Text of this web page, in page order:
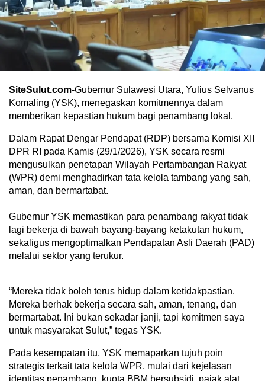
SiteSulut.com-Gubernur Sulawesi Utara, Yulius Selvanus
Komaling (YSK), menegaskan komitmennya dalam
memberikan kepastian hukum bagi penambang lokal.
Dalam Rapat Dengar Pendapat (RDP) bersama Komisi XII
DPR RI pada Kamis (29/1/2026), YSK secara resmi
mengusulkan penetapan Wilayah Pertambangan Rakyat
(WPR) demi menghadirkan tata kelola tambang yang sah,
aman, dan bermartabat.
Gubernur YSK memastikan para penambang rakyat tidak
lagi bekerja di bawah bayang-bayang ketakutan hukum,
sekaligus mengoptimalkan Pendapatan Asli Daerah (PAD)
melalui sektor yang terukur.
“Mereka tidak boleh terus hidup dalam ketidakpastian.
Mereka berhak bekerja secara sah, aman, tenang, dan
bermartabat. Ini bukan sekadar janji, tapi komitmen saya
untuk masyarakat Sulut,” tegas YSK.
Pada kesempatan itu, YSK memaparkan tujuh poin
strategis terkait tata kelola WPR, mulai dari kejelasan
identitas penambang, kuota BBM bersubsidi, pajak alat